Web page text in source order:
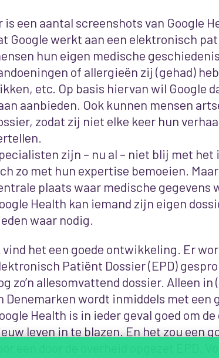
is een aantal screenshots van Google
Google werkt aan een elektronisch
hun eigen medische
of allergieën zij (gehad)
etc. Op basis hiervan wil Google
aanbieden. Ook kunnen mensen
zodat zij niet elke keer hun
zijn – nu al – niet blij met het
zo met hun expertise bemoeien.
plaats waar medische gegevens
Health kan iemand zijn eigen
waar nodig.
vind het een goede ontwikkeling. Er
Patiënt Dossier (EPD)
zo’n allesomvattend dossier. Alleen
Denemarken wordt inmiddels met een
Health is in ieder geval goed om
leven in te blazen. En het zou een
een door de overheid opgezet EPD.